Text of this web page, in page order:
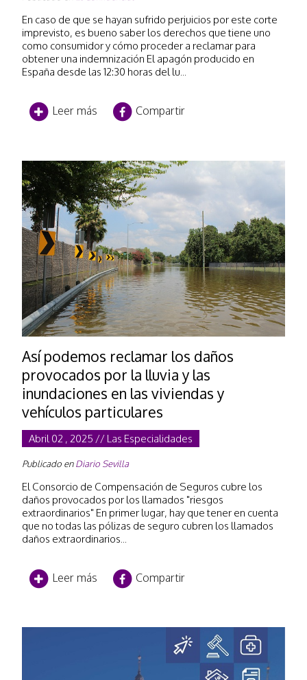
En caso de que se hayan sufrido perjuicios por este corte
imprevisto, es bueno saber los derechos que tiene uno
como consumidor y cómo proceder a reclamar para
obtener una indemnización El apagón producido en
España desde las 12:30 horas del lu...
Leer más Compartir
Así podemos reclamar los daños
provocados por la lluvia y las
inundaciones en las viviendas y
vehículos particulares
Abril 02 , 2025 // Las Especialidades
Publicado enDiario Sevilla
El Consorcio de Compensación de Seguros cubre los
daños provocados por los llamados "riesgos
extraordinarios" En primer lugar, hay que tener en cuenta
que no todas las pólizas de seguro cubren los llamados
daños extraordinarios...
Leer más Compartir